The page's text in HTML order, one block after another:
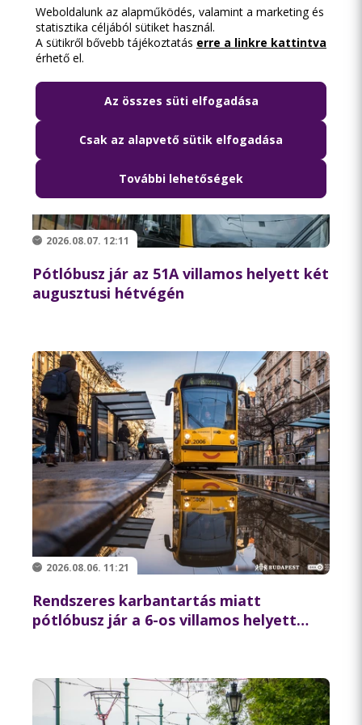
2026.08.07. 12:11
Pótlóbusz jár az 51A villamos helyett két
augusztusi hétvégén
2026.08.06. 11:21
Rendszeres karbantartás miatt
pótlóbusz jár a 6-os villamos helyett
Weboldalunk az alapműködés, valamint a marketing és
statisztika céljából sütiket használ.
A sütikről bővebb tájékoztatás erre a linkre kattintva
érhető el.
Az összes süti elfogadása
Csak az alapvető sütik elfogadása
További lehetőségek